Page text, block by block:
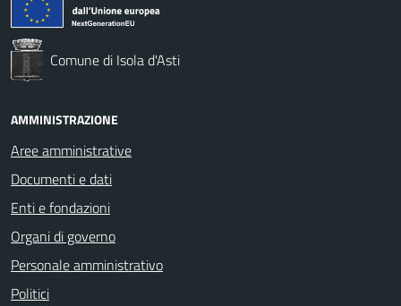
Comune di Isola d'Asti
AMMINISTRAZIONE
Aree amministrative
Documenti e dati
Enti e fondazioni
Organi di governo
Personale amministrativo
Politici